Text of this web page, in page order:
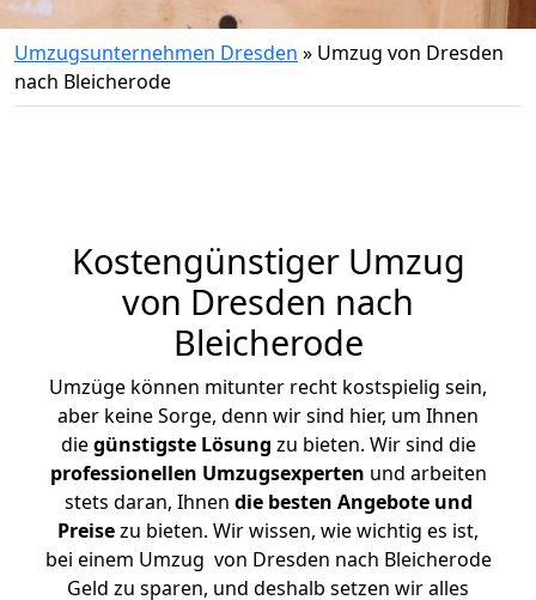
Umzugsunternehmen Dresden » Umzug von Dresden
nach Bleicherode
Kostengünstiger Umzug
von Dresden nach
Bleicherode
Umzüge können mitunter recht kostspielig sein,
aber keine Sorge, denn wir sind hier, um Ihnen
diegünstigste Lösung zu bieten. Wir sind die
professionellen Umzugsexperten und arbeiten
stets daran, Ihnen die besten Angebote und
Preisezu bieten. Wir wissen, wie wichtig es ist,
bei einem Umzug von Dresden nach Bleicherode
Geld zu sparen, und deshalb setzen wir alles